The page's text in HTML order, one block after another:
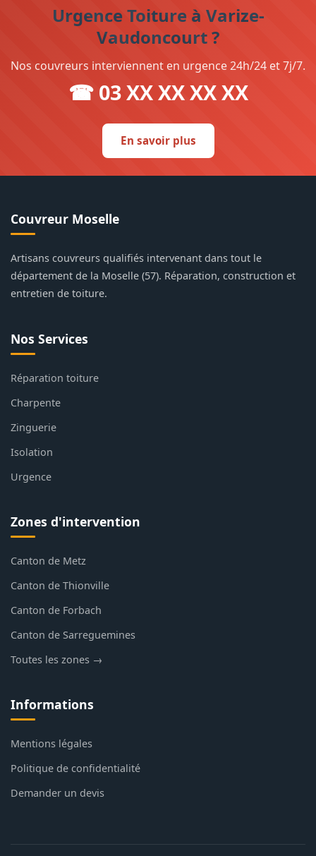
Urgence Toiture à Varize-
Vaudoncourt ?
Nos couvreurs interviennent en urgence 24h/24 et 7j/7.
☎ 03 XX XX XX XX
En savoir plus
Couvreur Moselle
Artisans couvreurs qualifiés intervenant dans tout le
département de la Moselle (57). Réparation, construction et
entretien de toiture.
Nos Services
Réparation toiture
Charpente
Zinguerie
Isolation
Urgence
Zones d'intervention
Canton de Metz
Canton de Thionville
Canton de Forbach
Canton de Sarreguemines
Toutes les zones →
Informations
Mentions légales
Politique de confidentialité
Demander un devis